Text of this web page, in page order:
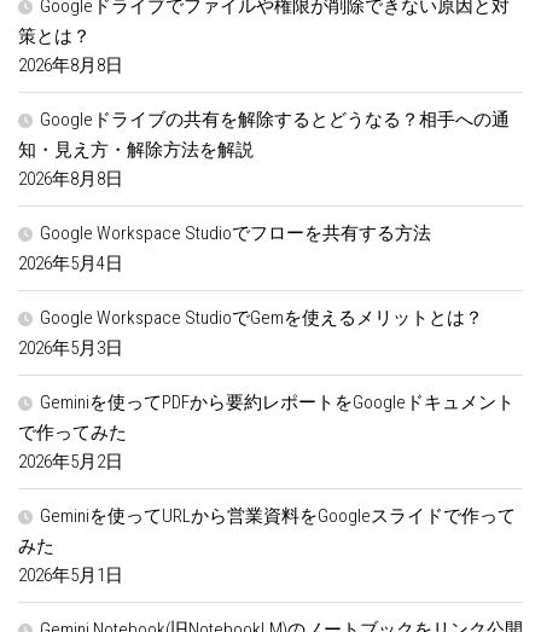
Googleドライブでファイルや権限が削除できない原因と対
策とは？
2026年8月8日
Googleドライブの共有を解除するとどうなる？相手への通
知・見え方・解除方法を解説
2026年8月8日
Google Workspace Studioでフローを共有する方法
2026年5月4日
Google Workspace StudioでGemを使えるメリットとは？
2026年5月3日
Geminiを使ってPDFから要約レポートをGoogleドキュメント
で作ってみた
2026年5月2日
Geminiを使ってURLから営業資料をGoogleスライドで作って
みた
2026年5月1日